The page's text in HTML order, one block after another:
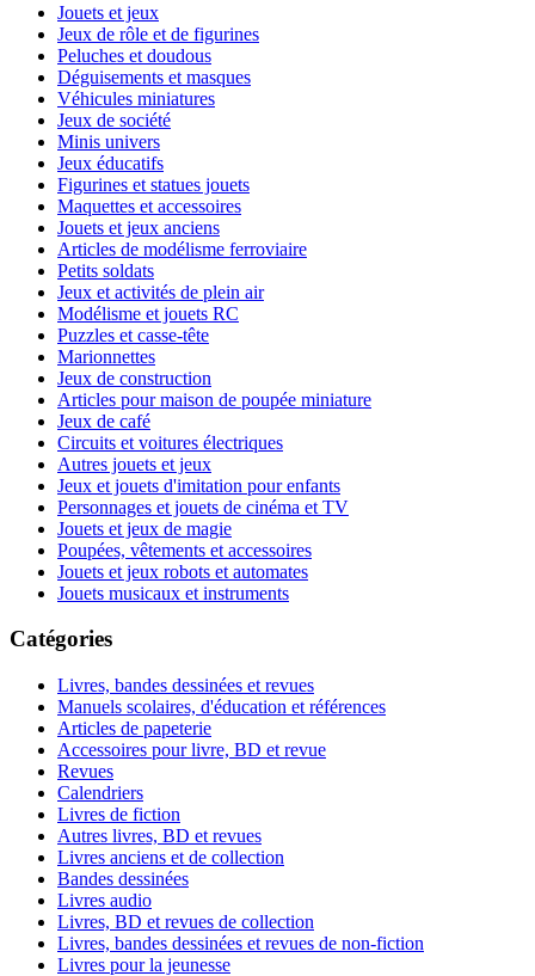
Jouets et jeux
Jeux de rôle et de figurines
Peluches et doudous
Déguisements et masques
Véhicules miniatures
Jeux de société
Minis univers
Jeux éducatifs
Figurines et statues jouets
Maquettes et accessoires
Jouets et jeux anciens
Articles de modélisme ferroviaire
Petits soldats
Jeux et activités de plein air
Modélisme et jouets RC
Puzzles et casse-tête
Marionnettes
Jeux de construction
Articles pour maison de poupée miniature
Jeux de café
Circuits et voitures électriques
Autres jouets et jeux
Jeux et jouets d'imitation pour enfants
Personnages et jouets de cinéma et TV
Jouets et jeux de magie
Poupées, vêtements et accessoires
Jouets et jeux robots et automates
Jouets musicaux et instruments
Catégories
Livres, bandes dessinées et revues
Manuels scolaires, d'éducation et références
Articles de papeterie
Accessoires pour livre, BD et revue
Revues
Calendriers
Livres de fiction
Autres livres, BD et revues
Livres anciens et de collection
Bandes dessinées
Livres audio
Livres, BD et revues de collection
Livres, bandes dessinées et revues de non-fiction
Livres pour la jeunesse